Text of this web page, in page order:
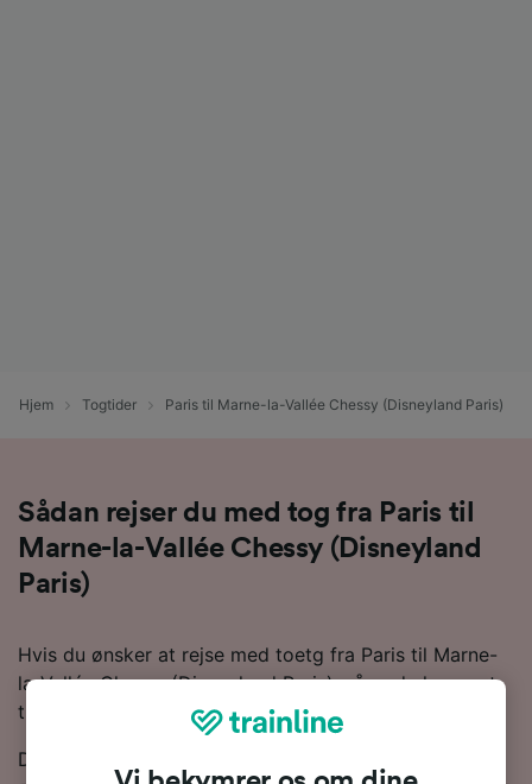
Hjem Togtider Paris til Marne-la-Vallée Chessy (Disneyland Paris)
Sådan rejser du med tog fra Paris til
Marne-la-Vallée Chessy (Disneyland
Paris)
Hvis du ønsker at rejse med toetg fra Paris til Marne-
la-Vallée Chessy (Disneyland Paris), så er du kommet
til det rette sted.
Der er omkring 7 tog om dagen på ruten mellem Paris